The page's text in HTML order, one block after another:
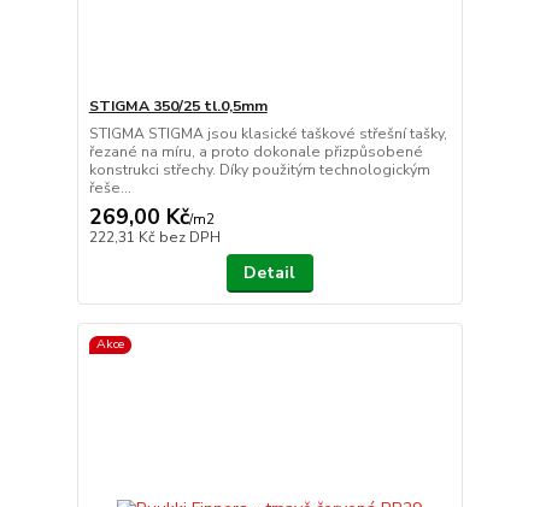
STIGMA 350/25 tl.0,5mm
STIGMA STIGMA jsou klasické taškové střešní tašky,
řezané na míru, a proto dokonale přizpůsobené
konstrukci střechy. Díky použitým technologickým
řeše...
269,00 Kč/m2
222,31 Kč bez DPH
Detail
Akce